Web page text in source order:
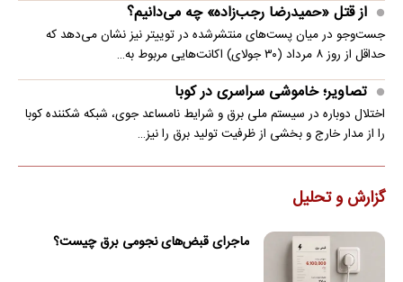
از قتل «حمیدرضا رجب‌زاده» چه می‌دانیم؟
جست‌وجو در میان پست‌های منتشرشده در توییتر نیز نشان می‌دهد که
حداقل از روز ۸ مرداد (۳۰ جولای) اکانت‌هایی مربوط به…
تصاویر؛ خاموشی سراسری در کوبا
اختلال دوباره در سیستم ملی برق و شرایط نامساعد جوی، شبکه شکننده کوبا
را از مدار خارج و بخشی از ظرفیت تولید برق را نیز…
گزارش و تحلیل
ماجرای قبض‌های نجومی برق چیست؟